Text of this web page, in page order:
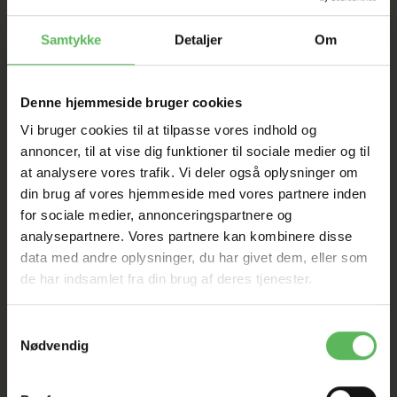
Samtykke Detaljer Om
Denne hjemmeside bruger cookies
Vi bruger cookies til at tilpasse vores indhold og
annoncer, til at vise dig funktioner til sociale medier og til
at analysere vores trafik. Vi deler også oplysninger om
din brug af vores hjemmeside med vores partnere inden
for sociale medier, annonceringspartnere og
analysepartnere. Vores partnere kan kombinere disse
data med andre oplysninger, du har givet dem, eller som
de har indsamlet fra din brug af deres tjenester.
Nødvendig
Tilbud GÆLDER IKKE
I FYSISK BUTIKKERE
ANDRE KØBTE OGSÅ